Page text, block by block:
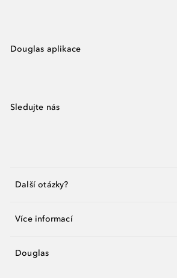
Douglas aplikace
Sledujte nás
Další otázky?
Více informací
Douglas